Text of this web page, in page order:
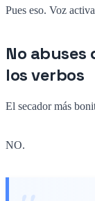
Pues eso. Voz
No abuses
los verbos
El secador más
NO.